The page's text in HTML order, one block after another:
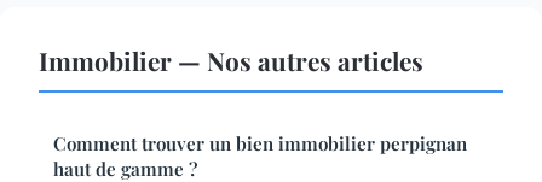
Immobilier — Nos autres articles
Comment trouver un bien immobilier perpignan
haut de gamme ?